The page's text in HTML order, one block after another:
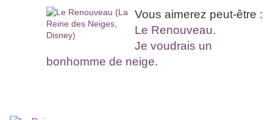
Vous aimerez peut-être :
Le Renouveau.
Je voudrais un
bonhomme de neige.